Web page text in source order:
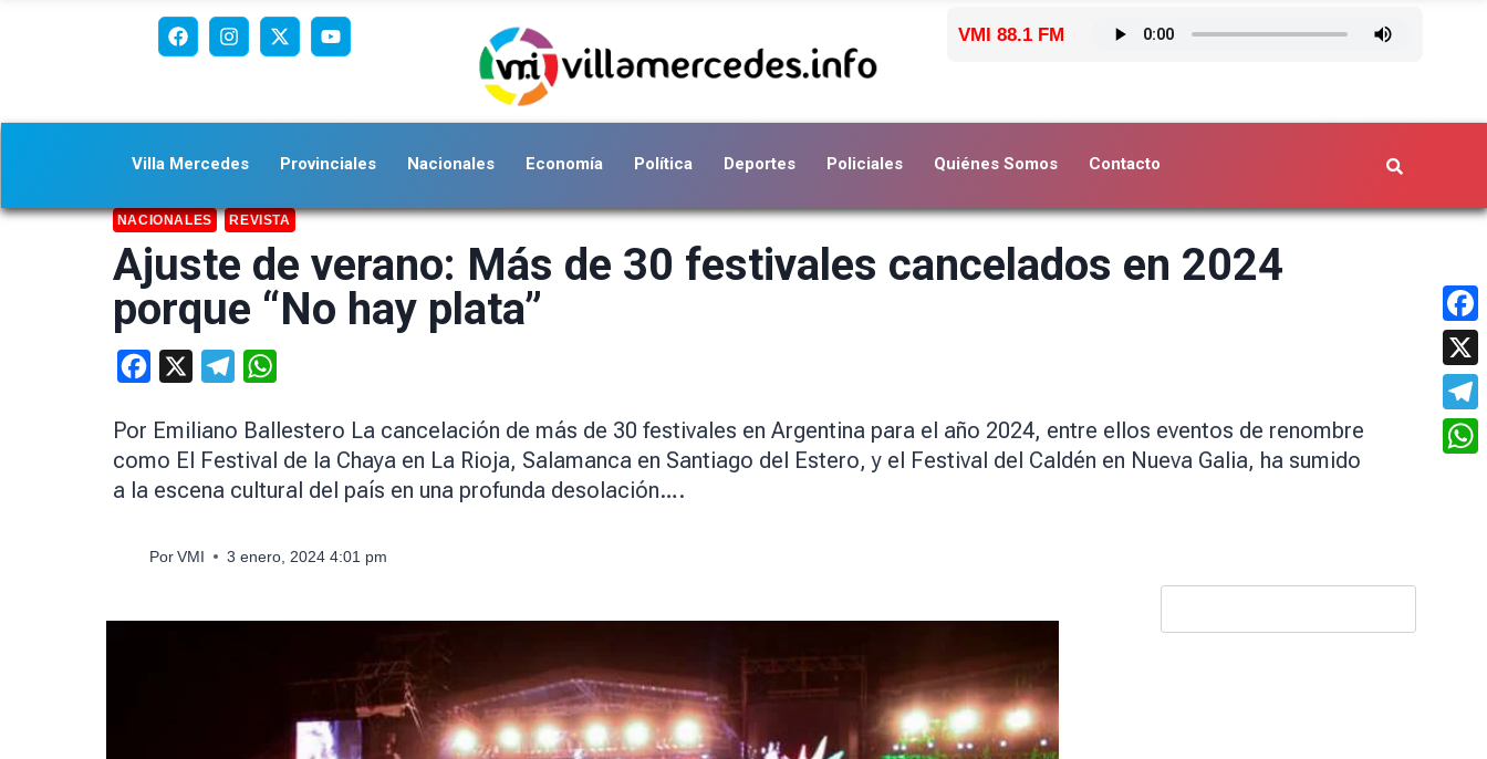
VMI 88.1 FM
Villa Mercedes Provinciales Nacionales Economía Política Deportes Policiales Quiénes Somos Contacto
NACIONALES REVISTA
Ajuste de verano: Más de 30 festivales cancelados en 2024
porque “No hay plata”
Facebook Telegram
Por Emiliano Ballestero La cancelación de más de 30 festivales en Argentina para el año 2024, entre ellos eventos de renombre
como El Festival de la Chaya en La Rioja, Salamanca en Santiago del Estero, y el Festival del Caldén en Nueva Galia, ha sumido
a la escena cultural del país en una profunda desolación….
Por VMI 3 enero, 2024 4:01 pm
X